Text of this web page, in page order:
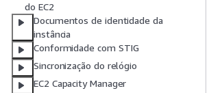
do EC2
Documentos de identidade da
instância
Conformidade com STIG
Sincronização do relógio
EC2 Capacity Manager